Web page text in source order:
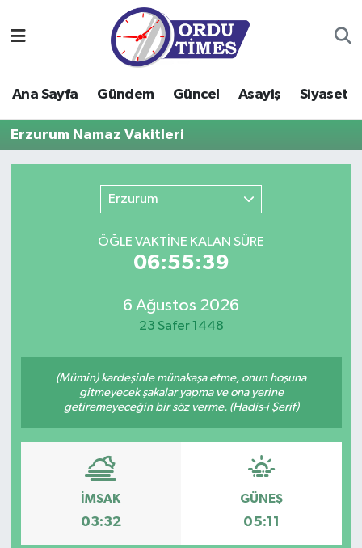
Ana Sayfa Gündem Güncel Asayiş Siyaset
Erzurum Namaz Vakitleri
Erzurum
ÖĞLE VAKTİNE KALAN SÜRE
06:55:39
6 Ağustos 2026
23 Safer 1448
(Mümin) kardeşinle münakaşa etme, onun hoşuna
gitmeyecek şakalar yapma ve ona yerine
getiremeyeceğin bir söz verme. (Hadis-i Şerif)
İMSAK
03:32
GÜNEŞ
05:11
Gündem
Güncel
Kültür-Sanat
Turizm
Yaşam
Ordu Nöbetçi Eczaneler
Ordu Hava Durumu
Ordu Namaz Vakitleri
Ordu Trafik Yoğunluk Haritası
Tüm Manşetler
Son Dakika Haberleri